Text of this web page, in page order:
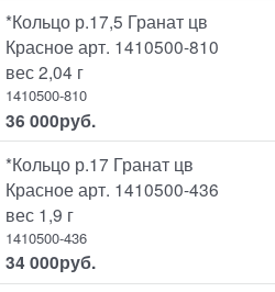
*Кольцо р.17,5 Гранат цв
Красное арт. 1410500-810
вес 2,04 г
1410500-810
36 000руб.
*Кольцо р.17 Гранат цв
Красное арт. 1410500-436
вес 1,9 г
1410500-436
34 000руб.